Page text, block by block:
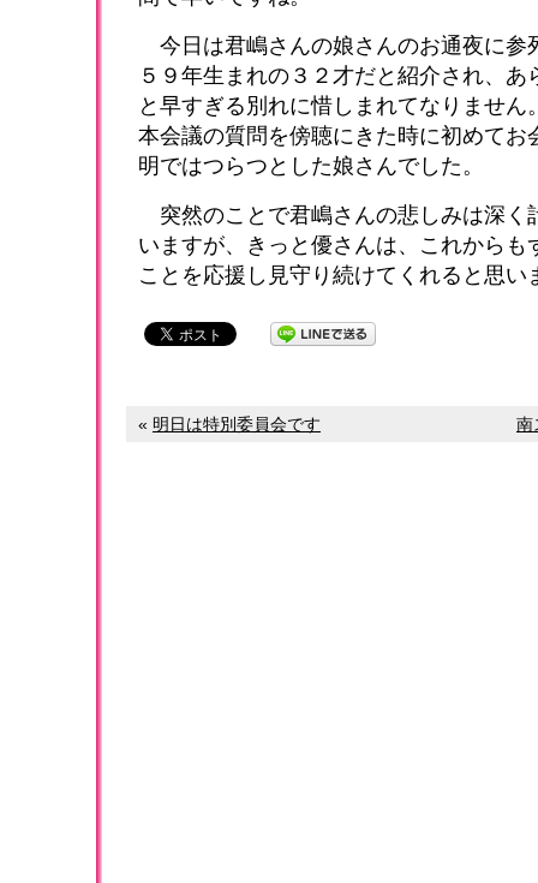
今日は君嶋さんの娘さんのお通夜に参
５９年生まれの３２才だと紹介され、
と早すぎる別れに惜しまれてなりませ
本会議の質問を傍聴にきた時に初めてお
明ではつらつとした娘さんでした。
突然のことで君嶋さんの悲しみは深く
いますが、きっと優さんは、これからも
ことを応援し見守り続けてくれると思い
« 明日は特別委員会です 南